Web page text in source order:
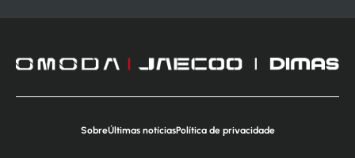
SobreÚltimas notíciasPolítica de privacidade